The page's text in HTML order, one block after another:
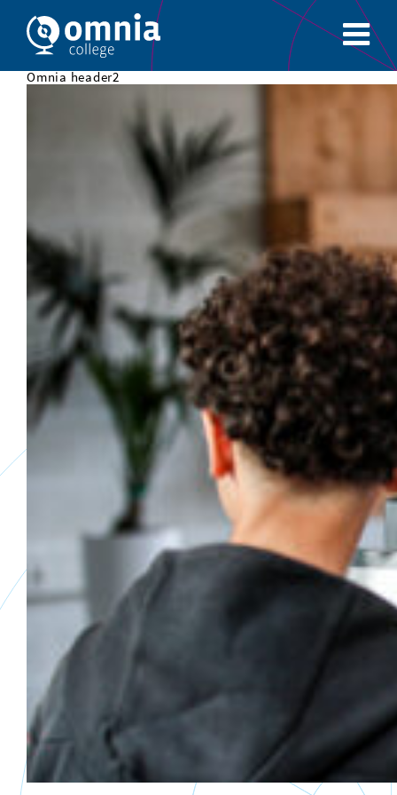
Omnia header2